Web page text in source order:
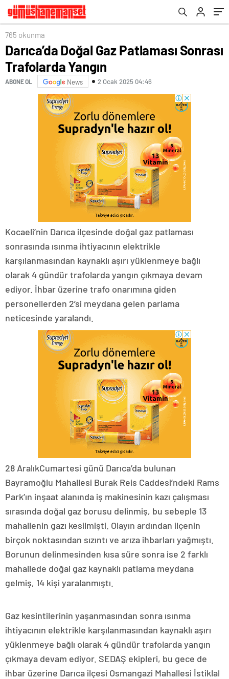
765 okunma
Darıca’da Doğal Gaz Patlaması Sonrası
Trafolarda Yangın
ABONE OL News 2 Ocak 2025 04:46
Kocaeli’nin Darıca ilçesinde doğal gaz patlaması
sonrasında ısınma ihtiyacının elektrikle
karşılanmasından kaynaklı aşırı yüklenmeye bağlı
olarak 4 gündür trafolarda yangın çıkmaya devam
ediyor. İhbar üzerine trafo onarımına giden
personellerden 2’si meydana gelen parlama
neticesinde yaralandı.
28 AralıkCumartesi günü Darıca’da bulunan
Bayramoğlu Mahallesi Burak Reis Caddesi’ndeki Rams
Park’ın inşaat alanında iş makinesinin kazı çalışması
sırasında doğal gaz borusu delinmiş, bu sebeple 13
mahallenin gazı kesilmişti. Olayın ardından ilçenin
birçok noktasından sızıntı ve arıza ihbarları yağmıştı.
Borunun delinmesinden kısa süre sonra ise 2 farklı
mahallede doğal gaz kaynaklı patlama meydana
gelmiş, 14 kişi yaralanmıştı.
Gaz kesintilerinin yaşanmasından sonra ısınma
ihtiyacının elektrikle karşılanmasından kaynaklı aşırı
yüklenmeye bağlı olarak 4 gündür trafolarda yangın
çıkmaya devam ediyor. SEDAŞ ekipleri, bu gece de
ihbar üzerine Darıca ilçesi Osmangazi Mahallesi İstiklal